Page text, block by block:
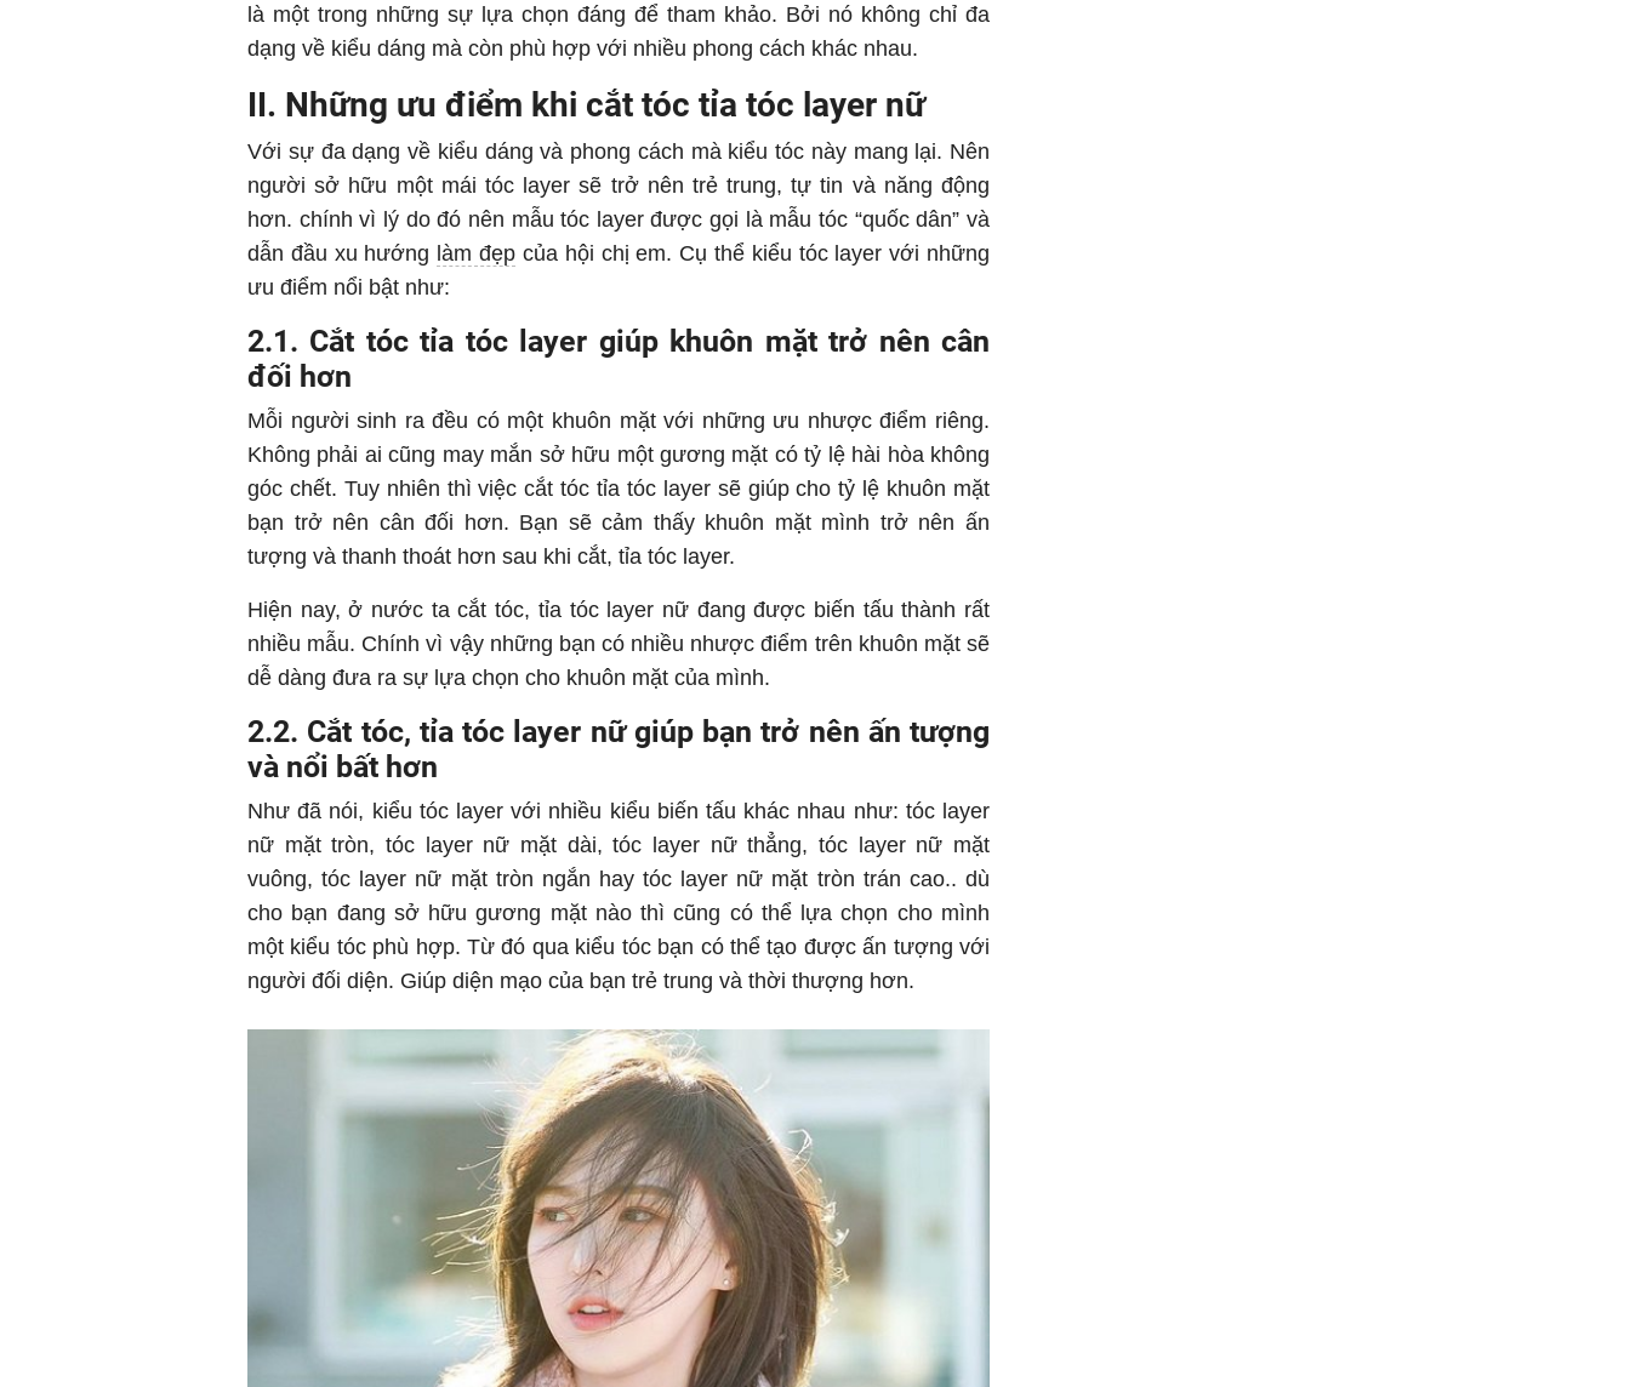
là một trong những sự lựa chọn đáng để tham khảo. Bởi nó không chỉ đa
dạng về kiểu dáng mà còn phù hợp với nhiều phong cách khác nhau.
II. Những ưu điểm khi cắt tóc tỉa tóc layer nữ
Với sự đa dạng về kiểu dáng và phong cách mà kiểu tóc này mang lại. Nên
người sở hữu một mái tóc layer sẽ trở nên trẻ trung, tự tin và năng động
hơn. chính vì lý do đó nên mẫu tóc layer được gọi là mẫu tóc “quốc dân” và
dẫn đầu xu hướng làm đẹp của hội chị em. Cụ thể kiểu tóc layer với những
ưu điểm nổi bật như:
2.1. Cắt tóc tỉa tóc layer giúp khuôn mặt trở nên cân
đối hơn
Mỗi người sinh ra đều có một khuôn mặt với những ưu nhược điểm riêng.
Không phải ai cũng may mắn sở hữu một gương mặt có tỷ lệ hài hòa không
góc chết. Tuy nhiên thì việc cắt tóc tỉa tóc layer sẽ giúp cho tỷ lệ khuôn mặt
bạn trở nên cân đối hơn. Bạn sẽ cảm thấy khuôn mặt mình trở nên ấn
tượng và thanh thoát hơn sau khi cắt, tỉa tóc layer.
Hiện nay, ở nước ta cắt tóc, tỉa tóc layer nữ đang được biến tấu thành rất
nhiều mẫu. Chính vì vậy những bạn có nhiều nhược điểm trên khuôn mặt sẽ
dễ dàng đưa ra sự lựa chọn cho khuôn mặt của mình.
2.2. Cắt tóc, tỉa tóc layer nữ giúp bạn trở nên ấn tượng
và nổi bất hơn
Như đã nói, kiểu tóc layer với nhiều kiểu biến tấu khác nhau như: tóc layer
nữ mặt tròn, tóc layer nữ mặt dài, tóc layer nữ thẳng, tóc layer nữ mặt
vuông, tóc layer nữ mặt tròn ngắn hay tóc layer nữ mặt tròn trán cao.. dù
cho bạn đang sở hữu gương mặt nào thì cũng có thể lựa chọn cho mình
một kiểu tóc phù hợp. Từ đó qua kiểu tóc bạn có thể tạo được ấn tượng với
người đối diện. Giúp diện mạo của bạn trẻ trung và thời thượng hơn.